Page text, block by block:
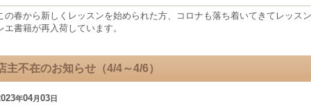
の春から新しくレッスンを始められた方、コロナも落ち着いてきてレッス
エ書籍が再入荷しています。
主不在のお知らせ（4/4～4/6）
年04月03日